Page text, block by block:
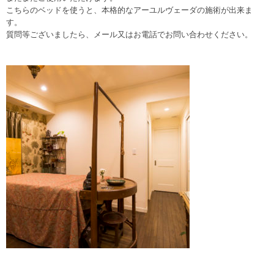
こちらのベッドを使うと、本格的なアーユルヴェーダの施術が出来ま
す。
質問等ございましたら、メール又はお電話でお問い合わせください。